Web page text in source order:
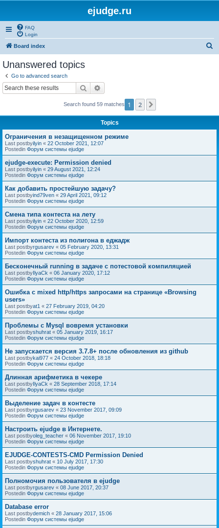
ejudge.ru
FAQ
Login
Board index
Unanswered topics
Go to advanced search
Search
Search found 59 matches 1 2
Topics
Ограничения в незащищенном режиме
Last postbyilyin « 22 October 2021, 12:07
Postedin Форум системы ejudge
ejudge-execute: Permission denied
Last postbyilyin « 29 August 2021, 12:24
Postedin Форум системы ejudge
Как добавить простейшую задачу?
Last postbyind79ven « 29 April 2021, 09:12
Postedin Форум системы ejudge
Смена типа контеста на лету
Last postbyilyin « 22 October 2020, 12:59
Postedin Форум системы ejudge
Импорт контеста из полигона в еджадж
Last postbyrgusarev « 05 February 2020, 13:31
Postedin Форум системы ejudge
Бесконечный running в задаче с потестовой компиляцией
Last postbyIlyaCk « 06 January 2020, 17:12
Postedin Форум системы ejudge
Ошибка с mixed http/https запросами на странице «Browsing
users»
Last postbyat1 « 27 February 2019, 04:20
Postedin Форум системы ejudge
Проблемы с Mysql вовремя установки
Last postbyshuhrat « 05 January 2019, 16:17
Postedin Форум системы ejudge
Не запускается версия 3.7.8+ после обновления из github
Last postbykai977 « 24 October 2018, 18:18
Postedin Форум системы ejudge
Длинная арифметика в чекере
Last postbyIlyaCk « 28 September 2018, 17:14
Postedin Форум системы ejudge
Выделение задач в контесте
Last postbyrgusarev « 23 November 2017, 09:09
Postedin Форум системы ejudge
Настроить ejudge в Интернете.
Last postbyoleg_teacher « 06 November 2017, 19:10
Postedin Форум системы ejudge
EJUDGE-CONTESTS-CMD Permission Denied
Last postbyshuhrat « 10 July 2017, 17:30
Postedin Форум системы ejudge
Полномочия пользователя в ejudge
Last postbyrgusarev « 08 June 2017, 20:37
Postedin Форум системы ejudge
Database error
Last postbydemich « 28 January 2017, 15:06
Postedin Форум системы ejudge